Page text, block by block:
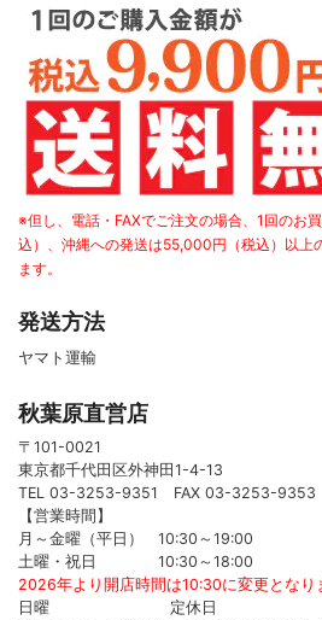
※但し、電話・FAXでご注文の場合、1回のお
込）、沖縄への発送は55,000円（税込）以上
ます。
発送方法
ヤマト運輸
秋葉原直営店
〒101-0021
東京都千代田区外神田1-4-13
TEL 03-3253-9351 FAX 03-3253-9353
【営業時間】
月～金曜（平日） 10:30～19:00
土曜・祝日 10:30～18:00
2026年より開店時間は10:30に変更となり
日曜 定休日